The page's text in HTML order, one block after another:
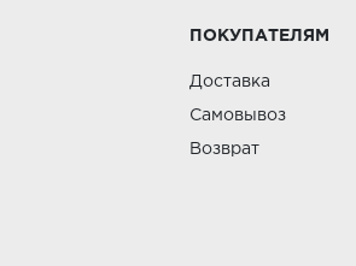
ПОКУПАТЕЛЯМ
Доставка
Самовывоз
Возврат